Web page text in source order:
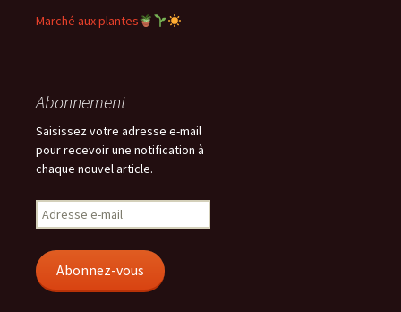
Marché aux plantes
Abonnement
Saisissez votre adresse e-mail
pour recevoir une notification à
chaque nouvel article.
Adresse
e-
Abonnez-vous